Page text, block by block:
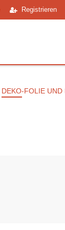
Registrieren
DEKO-FOLIE UND